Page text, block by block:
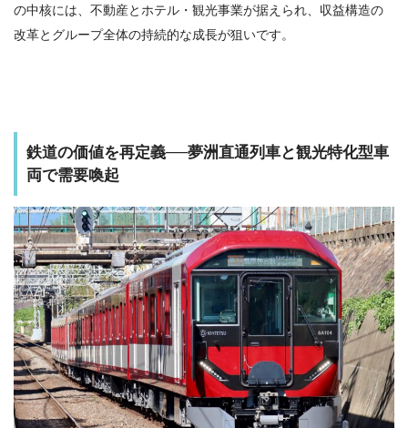
の中核には、不動産とホテル・観光事業が据えられ、収益構造の
改革とグループ全体の持続的な成長が狙いです。
鉄道の価値を再定義──夢洲直通列車と観光特化型車
両で需要喚起